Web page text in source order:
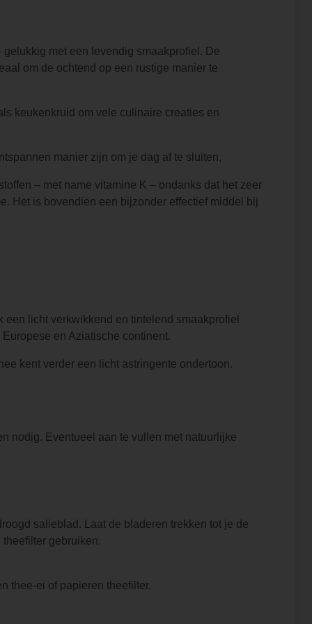
met een levendig smaakprofiel. De
om de ochtend op een rustige manier te
keukenkruid om vele culinaire creaties en
manier zijn om je dag af te sluiten,
– met name vitamine K – ondanks dat het zeer
Het is bovendien een bijzonder effectief middel bij
licht verkwikkend en tintelend smaakprofiel
en Aziatische continent.
kent verder een licht astringente ondertoon.
nodig. Eventueel aan te vullen met natuurlijke
salieblad. Laat de bladeren trekken tot je de
gebruiken.
thee-ei of papieren theefilter.